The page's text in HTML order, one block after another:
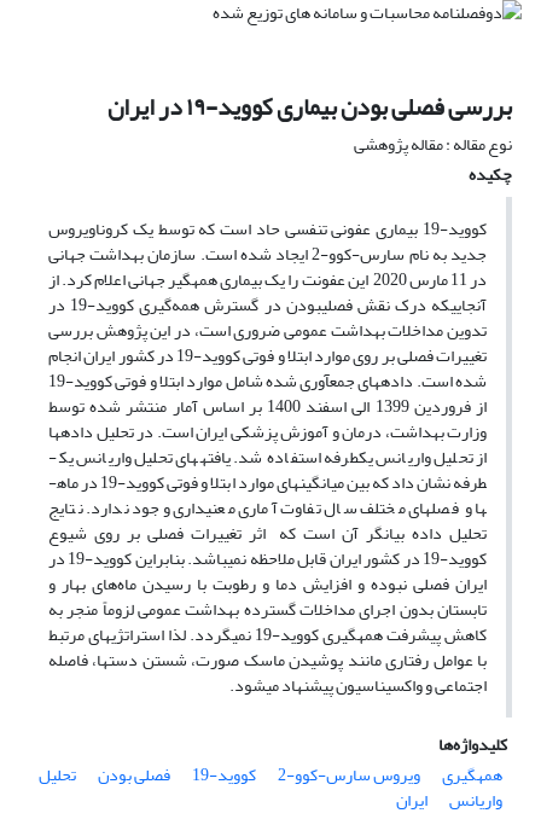
بررسی فصلی بودن بیماری کووید-۱۹ در ایران
نوع مقاله : مقاله پژوهشی
چکیده
کووید-19 بیماری عفونی تنفسی حاد است که توسط یک کروناویروس
جدید به نام سارس-کوو-2 ایجاد شده است. سازمان بهداشت جهانی
در 11 مارس 2020 این عفونت را یک بیماری همه­گیر جهانی اعلام کرد. از
آنجایی­که درک نقش فصلی­بودن در گسترش همه‌گیری کووید-19 در
تدوین مداخلات بهداشت عمومی ضروری است، در این پژوهش بررسی
تغییرات فصلی بر روی موارد ابتلا و فوتی کووید-19 در کشور ایران انجام
شده است. داده­های جمع­آوری شده شامل موارد ابتلا و فوتی کووید-19
از فروردین 1399 الی اسفند 1400 بر اساس آمار منتشر شده توسط
وزارت بهداشت، درمان و آموزش پزشکی ایران است. در تحلیل داده­ها
از تحلیل واریانس یک­طرفه استفاده شد. یافته­های تحلیل واریانس یک­
طرفه نشان داد که بین میانگین­های موارد ابتلا و فوتی کووید-19 در ماه­
ها و فصل­های مختلف سال تفاوت آماری معنی­داری وجود ندارد. نتایج
تحلیل داده­ بیانگر آن است که اثر تغییرات فصلی بر روی شیوع
کووید-19 در کشور ایران قابل ملاحظه نمی­باشد. بنابراین کووید-19 در
ایران فصلی نبوده و افزایش دما و رطوبت با رسیدن ماه‌های بهار و
تابستان بدون اجرای مداخلات گسترده بهداشت عمومی لزوماً منجر به
کاهش پیشرفت همه­گیری کووید-19 نمی­گردد. لذا استراتژی­های مرتبط
با عوامل رفتاری مانند پوشیدن ماسک صورت، شستن دست­ها، فاصله
اجتماعی و واکسیناسیون پیشنهاد می­شود.
کلیدواژه‌ها
همه­گیری
ویروس سارس-کوو-2 کووید-19 فصلی بودن تحلیل
واریانس ایران